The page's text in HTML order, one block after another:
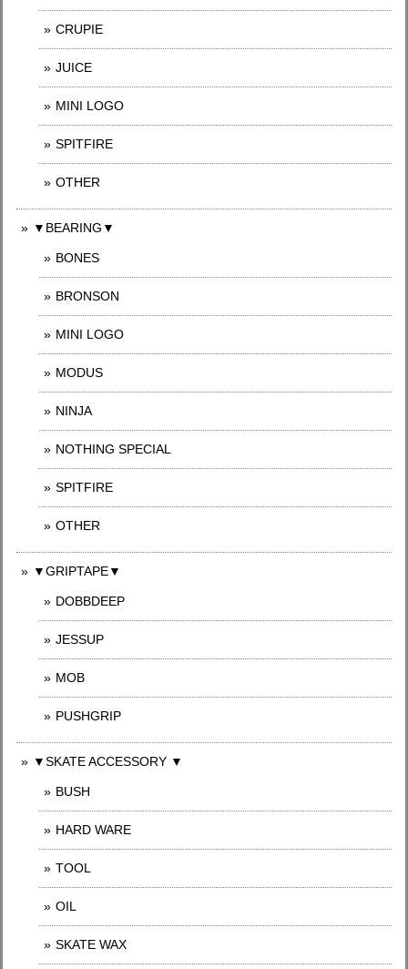
CRUPIE
JUICE
MINI LOGO
SPITFIRE
OTHER
▼BEARING▼
BONES
BRONSON
MINI LOGO
MODUS
NINJA
NOTHING SPECIAL
SPITFIRE
OTHER
▼GRIPTAPE▼
DOBBDEEP
JESSUP
MOB
PUSHGRIP
▼SKATE ACCESSORY ▼
BUSH
HARD WARE
TOOL
OIL
SKATE WAX